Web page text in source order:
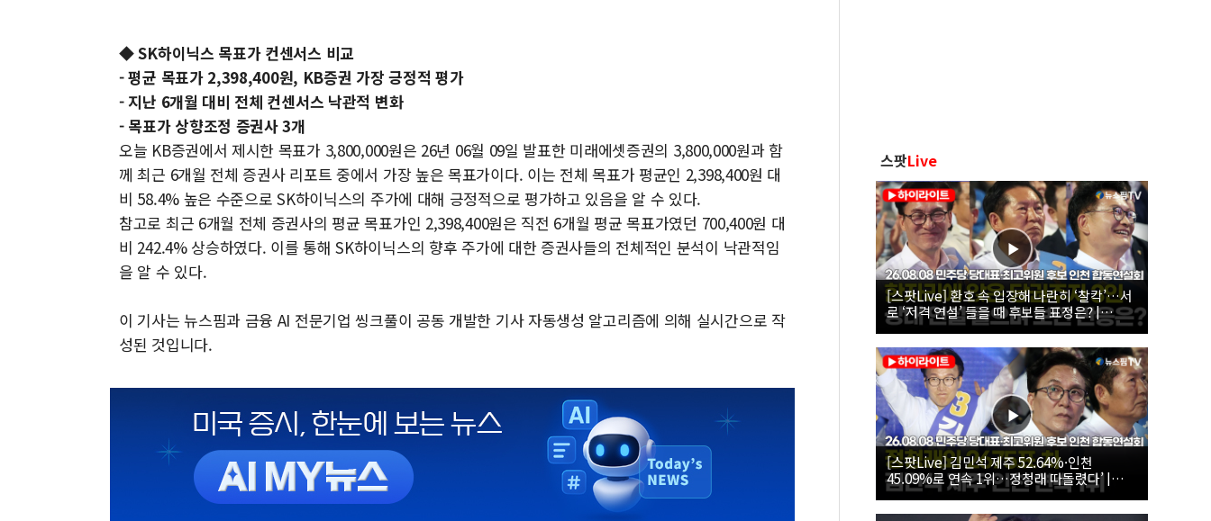
◆ SK하이닉스 목표가 컨센서스 비교
- 평균 목표가 2,398,400원, KB증권 가장 긍정적 평가
- 지난 6개월 대비 전체 컨센서스 낙관적 변화
- 목표가 상향조정 증권사 3개
오늘 KB증권에서 제시한 목표가 3,800,000원은 26년 06월 09일 발표한 미래에셋증권의 3,800,000원과 함
께 최근 6개월 전체 증권사 리포트 중에서 가장 높은 목표가이다. 이는 전체 목표가 평균인 2,398,400원 대
비 58.4% 높은 수준으로 SK하이닉스의 주가에 대해 긍정적으로 평가하고 있음을 알 수 있다.
참고로 최근 6개월 전체 증권사의 평균 목표가인 2,398,400원은 직전 6개월 평균 목표가였던 700,400원 대
비 242.4% 상승하였다. 이를 통해 SK하이닉스의 향후 주가에 대한 증권사들의 전체적인 분석이 낙관적임
을 알 수 있다.
이 기사는 뉴스핌과 금융 AI 전문기업 씽크풀이 공동 개발한 기사 자동생성 알고리즘에 의해 실시간으로 작
성된 것입니다.
스팟Live
[스팟Live] 환호 속 입장해 나란히 ‘찰칵’…서
로 ‘저격 연설’ 들을 때 후보들 표정은? |
26.08.08 더불어민주당 당대표·최고위원 후
보 인천 합동연설회
[스팟Live] 김민석 제주 52.64%·인천
45.09%로 연속 1위…정청래 따돌렸다’ |
26.08.08 더불어민주당 당대표·최고위원 후
보 인천 합동연설회